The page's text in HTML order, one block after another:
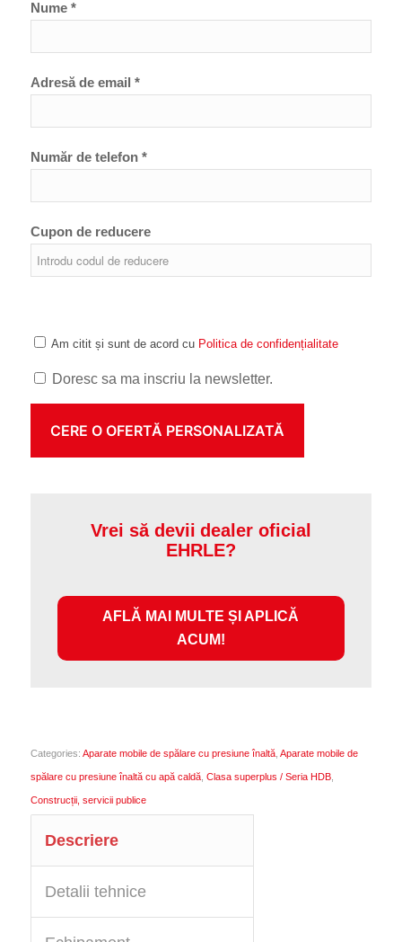
Nume *
Adresă de email *
Număr de telefon *
Cupon de reducere
Am citit și sunt de acord cu Politica de confidențialitate
Doresc sa ma inscriu la newsletter.
Vrei să devii dealer oficial
EHRLE?
AFLĂ MAI MULTE ȘI APLICĂ
ACUM!
Categories: Aparate mobile de spălare cu presiune înaltă, Aparate mobile de
spălare cu presiune înaltă cu apă caldă, Clasa superplus / Seria HDB,
Construcții, servicii publice
Descriere
Detalii tehnice